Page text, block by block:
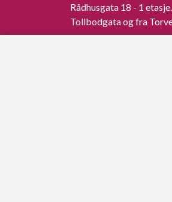
Rådhusgata 18 - 1
Tollbodgata og fra
Songdalsvegen 53,